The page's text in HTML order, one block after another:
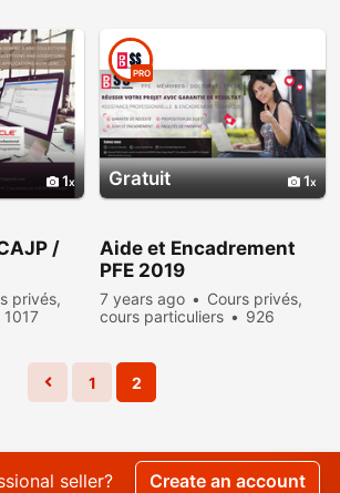
1
/
privés,
1017
Gratuit 1
PRO
Aide et Encadrement
PFE 2019
7 years ago
Cours privés,
cours particuliers
926
1 2
seller? Create an account